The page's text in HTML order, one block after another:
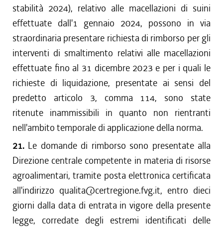
stabilità 2024), relativo alle macellazioni di suini
effettuate dall'1 gennaio 2024, possono in via
straordinaria presentare richiesta di rimborso per gli
interventi di smaltimento relativi alle macellazioni
effettuate fino al 31 dicembre 2023 e per i quali le
richieste di liquidazione, presentate ai sensi del
predetto articolo 3, comma 114, sono state
ritenute inammissibili in quanto non rientranti
nell'ambito temporale di applicazione della norma.
21. Le domande di rimborso sono presentate alla
Direzione centrale competente in materia di risorse
agroalimentari, tramite posta elettronica certificata
all'indirizzo qualita@certregione.fvg.it, entro dieci
giorni dalla data di entrata in vigore della presente
legge, corredate degli estremi identificati delle